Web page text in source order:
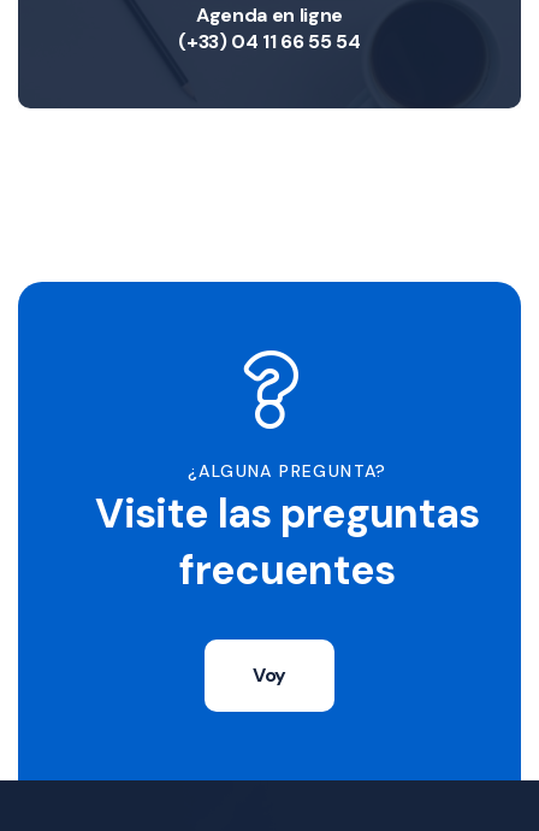
Agenda en ligne
(+33) 04 11 66 55 54
¿ALGUNA PREGUNTA?
Visite las preguntas
frecuentes
Voy